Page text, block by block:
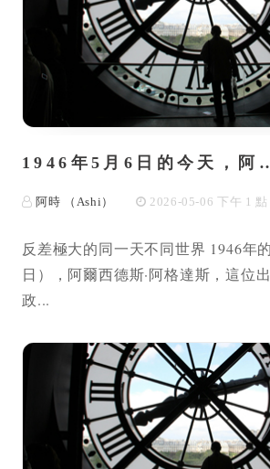
1946年5月6日的今天，阿
阿時 （Ashi） 2026-05-06 下午 1 點
反差極大的同一天不同世界 1946年
日），阿爾西德斯·阿格達斯，這位
政...